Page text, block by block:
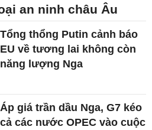
an ninh châu Âu
Tổng thổng Putin cảnh báo
EU về tương lai không còn
năng lượng Nga
Áp giá trần dầu Nga, G7 kéo
cả các nước OPEC vào cuộc